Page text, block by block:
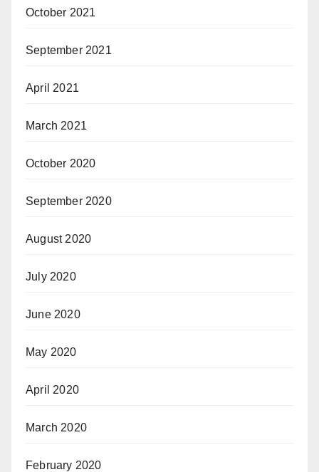
October 2021
September 2021
April 2021
March 2021
October 2020
September 2020
August 2020
July 2020
June 2020
May 2020
April 2020
March 2020
February 2020